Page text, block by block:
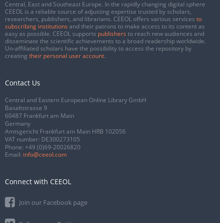
Central, East and Southeast Europe. In the rapidly changing digital sphere
CEEOL is a reliable source of adjusting expertise trusted by scholars,
researchers, publishers, and librarians. CEEOL offers various services to
subscribing institutions and their patrons to make access to its content as
easy as possible. CEEOL supports publishers to reach new audiences and
disseminate the scientific achievements to a broad readership worldwide.
Un-affiliated scholars have the possibility to access the repository by
creating their personal user account.
Contact Us
Central and Eastern European Online Library GmbH
Basaltstrasse 9
60487 Frankfurt am Main
Germany
Amtsgericht Frankfurt am Main HRB 102056
VAT number: DE300273105
Phone: +49 (0)69-20026820
Email: info@ceeol.com
Connect with CEEOL
Join our Facebook page